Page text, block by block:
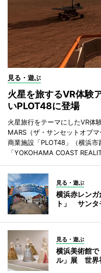
見る・遊ぶ
火星を旅するVR体験
いPLOT48に登場
火星旅行をテーマにしたVR体
MARS（ザ・サンセットオブ
商業施設「PLOT48」（横浜
「YOKOHAMA COAST
見る・遊ぶ
横浜赤レン
ト」 サンタ
見る・遊ぶ
横浜美術館で
ル」展 世界